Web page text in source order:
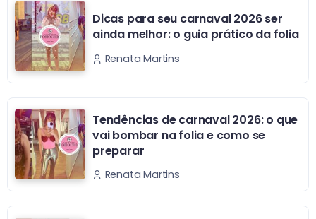
Dicas para seu carnaval 2026 ser
ainda melhor: o guia prático da folia
Renata Martins
Tendências de carnaval 2026: o que
vai bombar na folia e como se
preparar
Renata Martins